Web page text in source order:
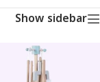
Show sidebar